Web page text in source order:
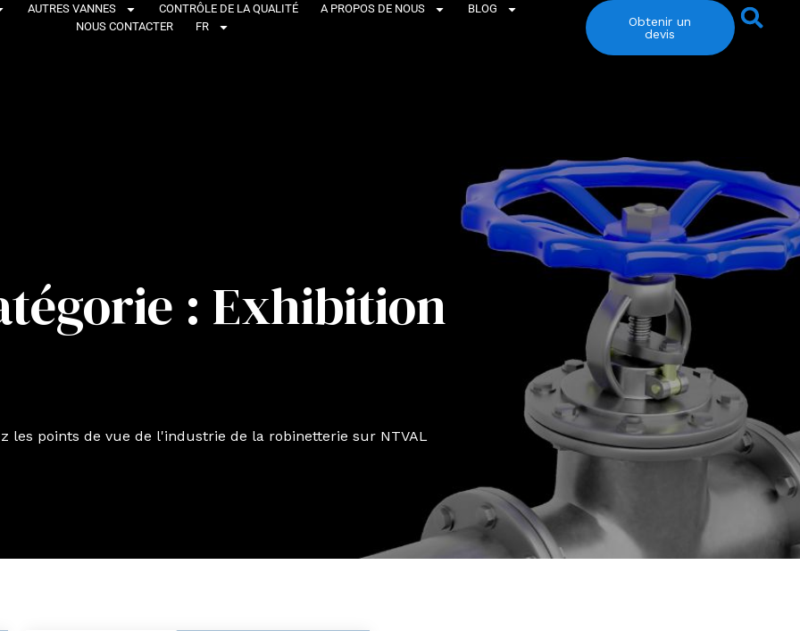
AUTRES VANNES CONTRÔLE DE LA QUALITÉ A PROPOS DE NOUS
BLOG
NOUS CONTACTER
FR
Obtenir un
devis
: Exhibition
les points de vue de l'industrie de la robinetterie sur NTVAL